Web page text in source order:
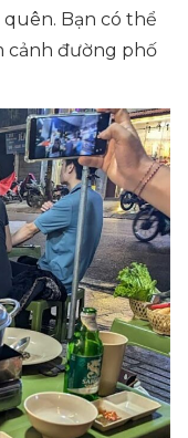
Bạn có thể
cảnh đường phố